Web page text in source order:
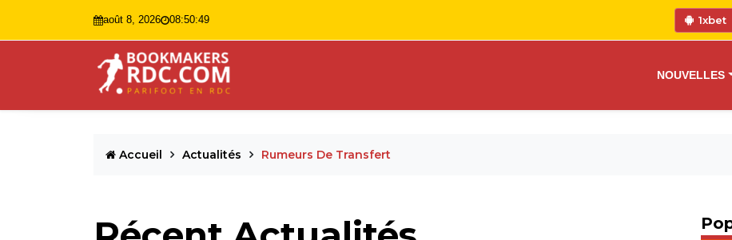
août 8, 2026 08:50:50 1xbet
NOUVELLES
Accueil Actualités Rumeurs De Transfert